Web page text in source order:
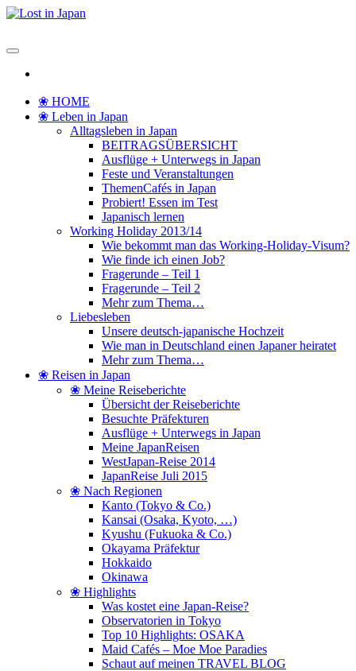
Zum
❀ HOME
❀ Leben in Japan
Alltagsleben in Japan
BEITRAGSÜBERSICHT
Ausflüge + Unterwegs in Japan
Feste und Veranstaltungen
ThemenCafés in Japan
Probiert! Essen im Test
Japanisch lernen
Working Holiday 2013/14
Wie bekommt man das Working-Holiday-Visum?
Wie finde ich einen Job?
Fragerunde – Teil 1
Fragerunde – Teil 2
Mehr zum Thema…
Liebesleben
Unsere deutsch-japanische Hochzeit
Wie man in Deutschland einen Japaner heiratet
Mehr zum Thema…
❀ Reisen in Japan
❀ Meine Reiseberichte
Übersicht der Reiseberichte
Besuchte Präfekturen
Ausflüge + Unterwegs in Japan
Meine JapanReisen
WestJapan-Reise 2014
JapanReise Juli 2015
❀ Nach Regionen
Kanto (Tokyo & Co.)
Kansai (Osaka, Kyoto, …)
Kyushu (Fukuoka & Co.)
Okayama Präfektur
Hokkaido
Okinawa
❀ Highlights
Was kostet eine Japan-Reise?
Observatorien in Tokyo
Top 10 Highlights: OSAKA
Maid Cafés – Moe Moe Paradies
Schaut auf meinen TRAVEL BLOG